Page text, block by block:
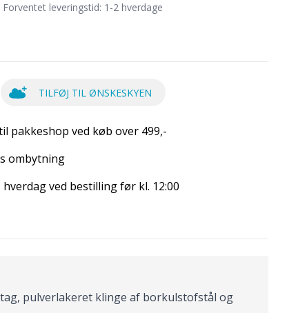
Forventet leveringstid: 1-2 hverdage
TILFØJ TIL ØNSKESKYEN
pakkeshop ved køb over 499,-
ombytning
ved bestilling før kl. 12:00
pulverlakeret klinge af borkulstofstål og